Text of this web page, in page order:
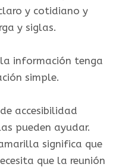
y cotidiano y
y siglas.
la información tenga
simple.
accesibilidad
pueden ayudar.
significa que
que la reunión